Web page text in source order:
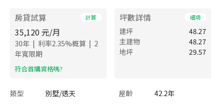
房貸試算 計算
35,120 元/月
30年 | 利率2.35%概算 | 2
年寬限期
​符合首購資格嗎?
坪數詳情 細項
建坪
48.27
主建物
48.27
地坪
29.57
類型 別墅/透天 屋齡
42.2年